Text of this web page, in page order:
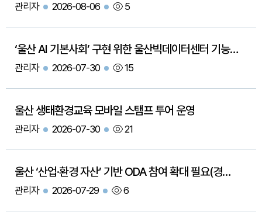
관리자 2026-08-06 5
‘울산 AI 기본사회’ 구현 위한 울산빅데이터센터 기능 재정립 필요
관리자 2026-07-30 15
울산 생태환경교육 모바일 스탬프 투어 운영
관리자 2026-07-30 21
울산 ‘산업·환경 자산’ 기반 ODA 참여 확대 필요(경제사회브리프 182호, 7.28.자)
관리자 2026-07-29 6